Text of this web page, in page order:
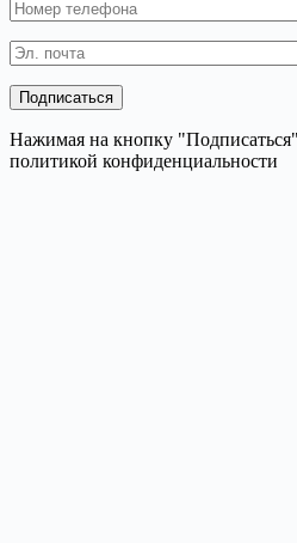
Нажимая на кнопку
политикой конфиденциальности